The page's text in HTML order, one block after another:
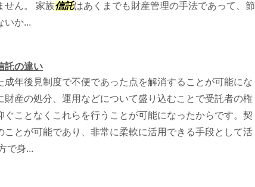
せん。 家族信託はあくまでも財産管理の手法であって、節
いか...
託の違い
成年後見制度で不便であった点を解消することが可能にな
財産の処分、運用などについて盛り込むことで受託者の権
ぐことなくこれらを行うことが可能になったからです。契
ことが可能であり、非常に柔軟に活用できる手段として活
で身...